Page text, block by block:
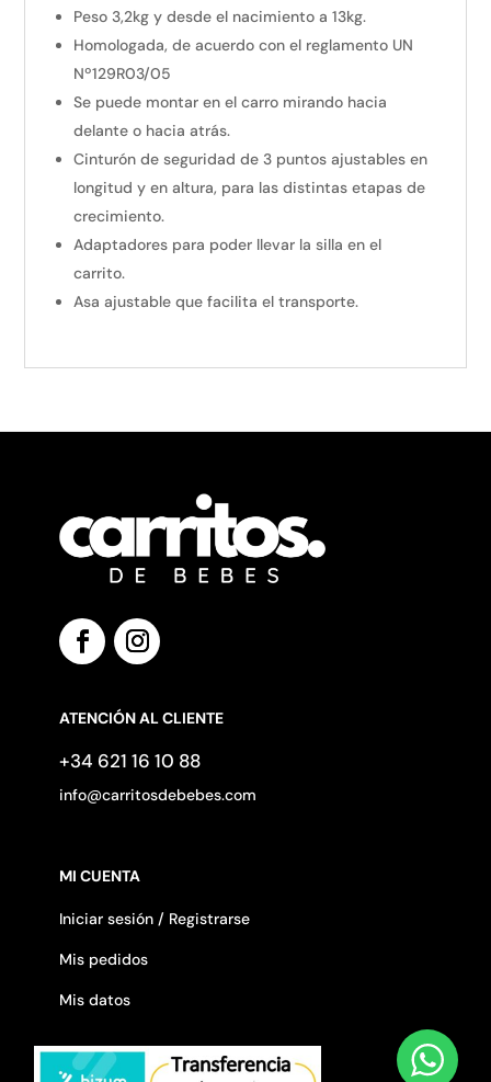
Peso 3,2kg y desde el nacimiento a 13kg.
Homologada, de acuerdo con el reglamento UN
Nº129R03/05
Se puede montar en el carro mirando hacia
delante o hacia atrás.
Cinturón de seguridad de 3 puntos ajustables en
longitud y en altura, para las distintas etapas de
crecimiento.
Adaptadores para poder llevar la silla en el
carrito.
Asa ajustable que facilita el transporte.
ATENCIÓN AL CLIENTE
+34 621 16 10 88
info@carritosdebebes.com
MI CUENTA
Iniciar sesión / Registrarse
Mis pedidos
Mis datos